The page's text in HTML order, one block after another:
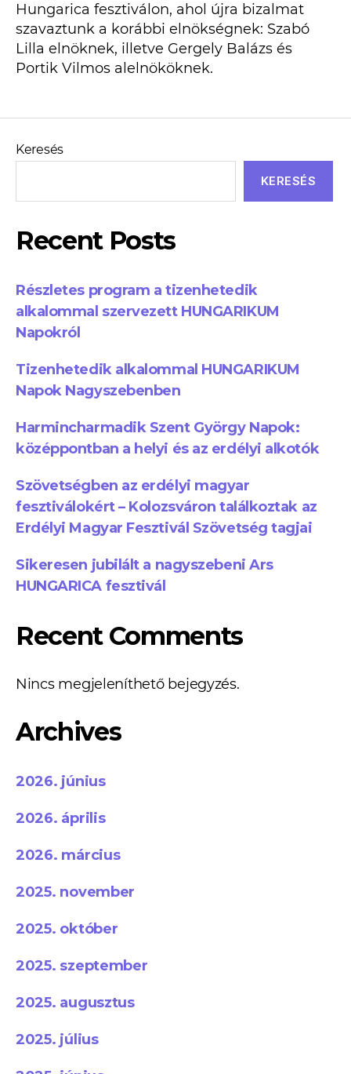
Hungarica fesztiválon, ahol újra bizalmat
szavaztunk a korábbi elnökségnek: Szabó
Lilla elnöknek, illetve Gergely Balázs és
Portik Vilmos alelnököknek.
Keresés
KERESÉS
Recent Posts
Részletes program a tizenhetedik
alkalommal szervezett HUNGARIKUM
Napokról
Tizenhetedik alkalommal HUNGARIKUM
Napok Nagyszebenben
Harmincharmadik Szent György Napok:
középpontban a helyi és az erdélyi alkotók
Szövetségben az erdélyi magyar
fesztiválokért – Kolozsváron találkoztak az
Erdélyi Magyar Fesztivál Szövetség tagjai
Sikeresen jubilált a nagyszebeni Ars
HUNGARICA fesztivál
Recent Comments
Nincs megjeleníthető bejegyzés.
Archives
2026. június
2026. április
2026. március
2025. november
2025. október
2025. szeptember
2025. augusztus
2025. július